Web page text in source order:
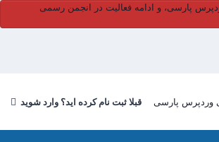
پارسی، و ادامه فعالیت در انجمن رسمی
قبلا ثبت نام کرده اید؟ وارد شوید